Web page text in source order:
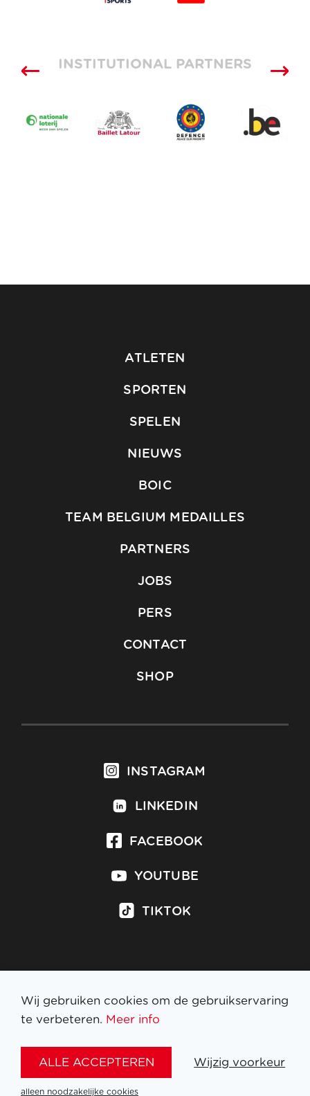
INSTITUTIONAL PARTNERS
ATLETEN
SPORTEN
SPELEN
NIEUWS
BOIC
TEAM BELGIUM MEDAILLES
PARTNERS
JOBS
PERS
CONTACT
SHOP
INSTAGRAM
LINKEDIN
FACEBOOK
YOUTUBE
TIKTOK
Inschrijven op nieuwsbrief
Wij gebruiken cookies om de gebruikservaring
te verbeteren. Meer info
ALLE ACCEPTEREN Wijzig voorkeur
alleen noodzakelijke cookies